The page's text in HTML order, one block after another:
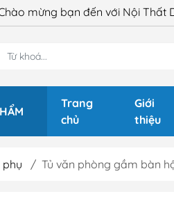
mừng bạn đến với Nội Thất
Trang
chủ
Giới
thiệu
phụ / Tủ văn phòng gầm bàn